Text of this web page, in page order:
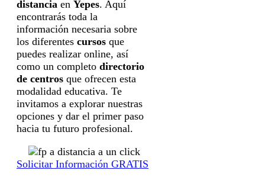
distancia en Yepes. Aquí
encontrarás toda la
información necesaria sobre
los diferentes cursos que
puedes realizar online, así
como un completo directorio
de centros que ofrecen esta
modalidad educativa. Te
invitamos a explorar nuestras
opciones y dar el primer paso
hacia tu futuro profesional.
Solicitar Información GRATIS